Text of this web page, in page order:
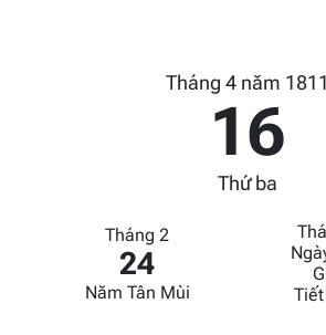
Tháng 4 năm 1811
16
Thứ ba
Tháng 2
24
Năm Tân Mùi